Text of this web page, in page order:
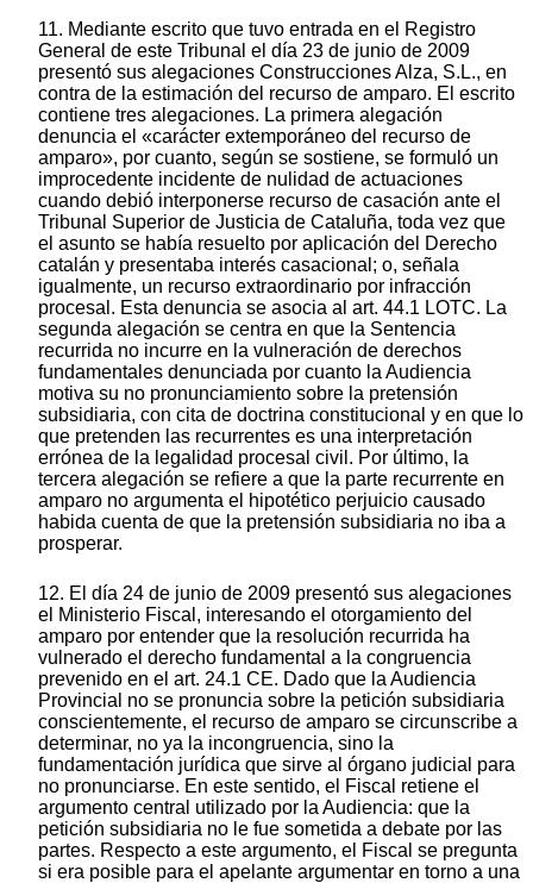
11. Mediante escrito que tuvo entrada en el Registro
General de este Tribunal el día 23 de junio de 2009
presentó sus alegaciones Construcciones Alza, S.L., en
contra de la estimación del recurso de amparo. El escrito
contiene tres alegaciones. La primera alegación
denuncia el «carácter extemporáneo del recurso de
amparo», por cuanto, según se sostiene, se formuló un
improcedente incidente de nulidad de actuaciones
cuando debió interponerse recurso de casación ante el
Tribunal Superior de Justicia de Cataluña, toda vez que
el asunto se había resuelto por aplicación del Derecho
catalán y presentaba interés casacional; o, señala
igualmente, un recurso extraordinario por infracción
procesal. Esta denuncia se asocia al art. 44.1 LOTC. La
segunda alegación se centra en que la Sentencia
recurrida no incurre en la vulneración de derechos
fundamentales denunciada por cuanto la Audiencia
motiva su no pronunciamiento sobre la pretensión
subsidiaria, con cita de doctrina constitucional y en que lo
que pretenden las recurrentes es una interpretación
errónea de la legalidad procesal civil. Por último, la
tercera alegación se refiere a que la parte recurrente en
amparo no argumenta el hipotético perjuicio causado
habida cuenta de que la pretensión subsidiaria no iba a
prosperar.
12. El día 24 de junio de 2009 presentó sus alegaciones
el Ministerio Fiscal, interesando el otorgamiento del
amparo por entender que la resolución recurrida ha
vulnerado el derecho fundamental a la congruencia
prevenido en el art. 24.1 CE. Dado que la Audiencia
Provincial no se pronuncia sobre la petición subsidiaria
conscientemente, el recurso de amparo se circunscribe a
determinar, no ya la incongruencia, sino la
fundamentación jurídica que sirve al órgano judicial para
no pronunciarse. En este sentido, el Fiscal retiene el
argumento central utilizado por la Audiencia: que la
petición subsidiaria no le fue sometida a debate por las
partes. Respecto a este argumento, el Fiscal se pregunta
si era posible para el apelante argumentar en torno a una